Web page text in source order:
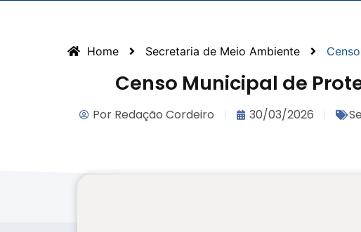
Home Secretaria de Meio Ambiente
Censo Municipal de
Por Redação Cordeiro 30/03/2026